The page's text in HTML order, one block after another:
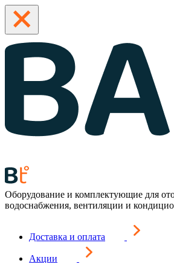
Оборудование и комплектующие для
водоснабжения, вентиляции и
Доставка и оплата
Акции